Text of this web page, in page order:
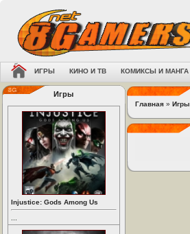
ИГРЫ КИНО И ТВ КОМИКСЫ И МАНГА
Игры
Injustice: Gods Among Us
Главная » Игры